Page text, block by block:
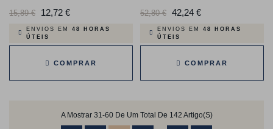
Preço
normal
15,89 € 12,72 €Preço
ENVIOS EM 48 HORAS
ÚTEIS
COMPRAR
Preço
normal
52,80 € 42,24 €Preço
ENVIOS EM 48 HORAS
ÚTEIS
COMPRAR
A Mostrar 31-60 De Um Total De 142 Artigo(s)